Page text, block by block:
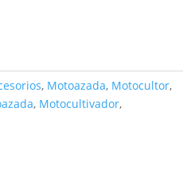
, Motoazada, Motocultor,
, Motocultivador,